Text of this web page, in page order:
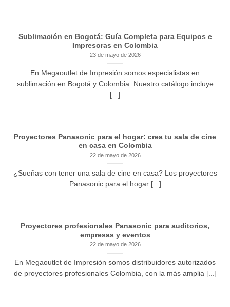
Sublimación en Bogotá: Guía Completa para Equipos e
Impresoras en Colombia
23 de mayo de 2026
En Megaoutlet de Impresión somos especialistas en
sublimación en Bogotá y Colombia. Nuestro catálogo incluye
[...]
Proyectores Panasonic para el hogar: crea tu sala de cine
en casa en Colombia
22 de mayo de 2026
¿Sueñas con tener una sala de cine en casa? Los proyectores
Panasonic para el hogar [...]
Proyectores profesionales Panasonic para auditorios,
empresas y eventos
22 de mayo de 2026
En Megaoutlet de Impresión somos distribuidores autorizados
de proyectores profesionales Colombia, con la más amplia [...]